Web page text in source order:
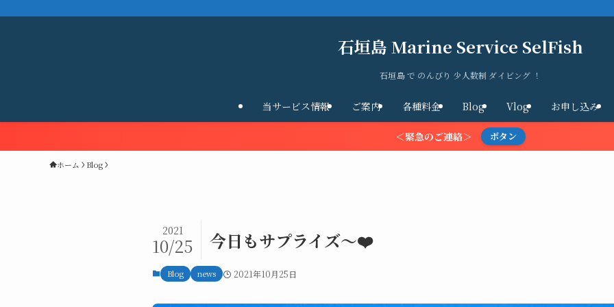
石垣島 Marine Service SelFish
石垣島 で のんびり 少人数制 ダイビング ！
当サービス情報 ご案内 各種料金 Blog Vlog お申し込み
＜緊急のご連絡＞ ボタン
ホーム Blog
今日もサプライズ～❤️
2021
10/25
Blog news 2021年10月25日